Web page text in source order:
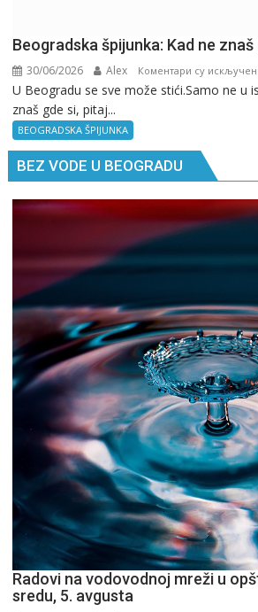
Beogradska špijunka: Kad ne znaš
30/06/2026 Alex Коментари су
U Beogradu se sve može stići.Samo ne u
znaš gde si, pitaj...
BEOGRADSKA ŠPIJUNKA
BEZ VODE U BEOGRADU
Radovi na vodovodnoj mreži u
sredu, 5. avgusta